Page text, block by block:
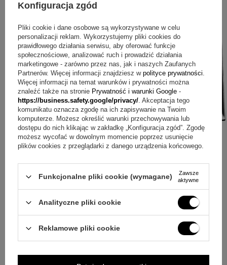
ZOBACZ CO KLIENCI ZAKUPILI
Z TYM TOWAREM
Konfiguracja zgód
Pliki cookie i dane osobowe są wykorzystywane w celu
personalizacji reklam. Wykorzystujemy pliki cookies do
prawidłowego działania serwisu, aby oferować funkcje
społecznościowe, analizować ruch i prowadzić działania
marketingowe - zarówno przez nas, jak i naszych Zaufanych
Partnerów. Więcej informacji znajdziesz w polityce prywatności.
Więcej informacji na temat warunków i prywatności można
znaleźć także na stronie Prywatność i warunki Google -
https://business.safety.google/privacy/. Akceptacja tego
komunikatu oznacza zgodę na ich zapisywanie na Twoim
komputerze. Możesz określić warunki przechowywania lub
dostępu do nich klikając w zakładkę „Konfiguracja zgód”. Zgodę
możesz wycofać w dowolnym momencie poprzez usunięcie
plików cookies z przeglądarki z danego urządzenia końcowego.
Funkcjonalne pliki cookie (wymagane)
Zawsze
aktywne
Analityczne pliki cookie
Reklamowe pliki cookie